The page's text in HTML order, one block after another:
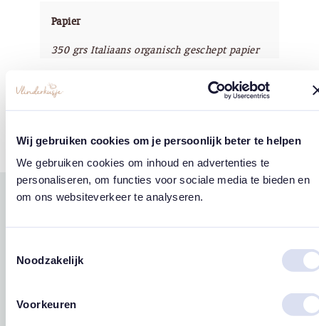
Wij gebruiken cookies om je persoonlijk beter te helpen
We gebruiken cookies om inhoud en advertenties te
personaliseren, om functies voor sociale media te bieden en
om ons websiteverkeer te analyseren.
Noodzakelijk
Voorkeuren
Papier
350 grs Italiaans organisch geschept papier
producten